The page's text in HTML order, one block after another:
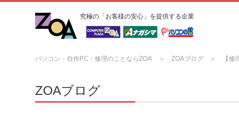
究極の「お客様の安心」を提供する企業
パソコン・自作PC・修理のことならZOA ZOAブログ 【
ZOAブログ